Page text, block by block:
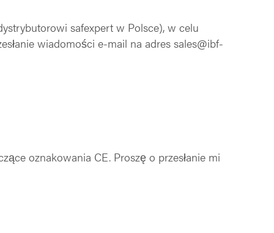
safexpert w Polsce), w celu
wiadomości e-mail na adres sales@ibf-
oznakowania CE. Proszę o przesłanie mi